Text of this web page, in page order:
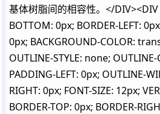
基体树脂间的相容性。</
BOTTOM: 0px; BORDER-LEFT:
0px; BACKGROUND-COLOR:
OUTLINE-STYLE: none;
PADDING-LEFT: 0px; OUTLINE-
RIGHT: 0px; FONT-SIZE: 12px;
BORDER-TOP: 0px; BORDER-